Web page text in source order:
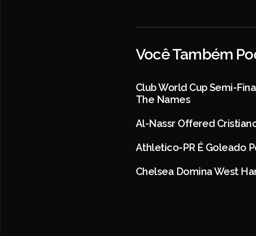
Você Também
Club World Cup Semi-
The Names
Al-Nassr Offered
Athletico-PR É Goleado
Chelsea Domina West